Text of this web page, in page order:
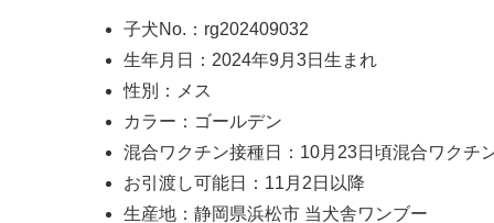
子犬No.：rg202409032
生年月日：2024年9月3日生まれ
性別：メス
カラー：ゴールデン
混合ワクチン接種日：10月23日頃混合ワクチ
お引渡し可能日：11月2日以降
生産地：静岡県浜松市 当犬舎ワンブー